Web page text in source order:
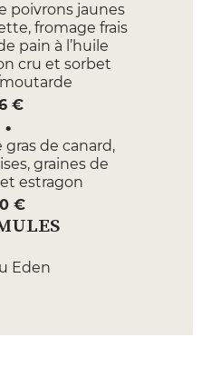
poivrons jaunes
fromage frais
pain à l’huile
cru et sorbet
€
gras de canard,
graines de
estragon
€
Eden
pour